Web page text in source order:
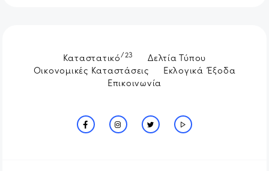
Καταστατικό/23
Δελτία Τύπου
Οικονομικές Καταστάσεις
Εκλογικά Έξοδα
Επικοινωνία